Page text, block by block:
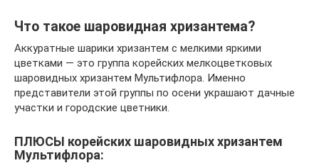
Что такое шаровидная хризантема?
Аккуратные шарики хризантем с мелкими яркими
цветками — это группа корейских мелкоцветковых
шаровидных хризантем Мультифлора. Именно
представители этой группы по осени украшают дачные
участки и городские цветники.
ПЛЮСЫ корейских шаровидных хризантем
Мультифлора: